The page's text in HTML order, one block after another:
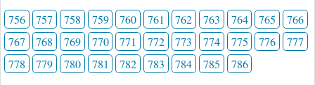
756 757 758 759 760 761 762 763 764 765
766
767
768 769 770 771 772 773 774 775 776
777
778
779 780 781 782 783 784 785 786